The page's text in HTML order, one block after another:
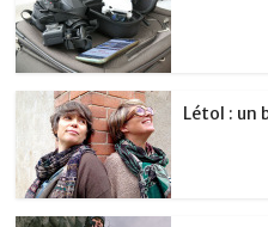
Létol : un